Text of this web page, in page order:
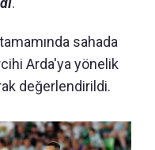
sahada
Arda'ya yönelik
değerlendirildi.